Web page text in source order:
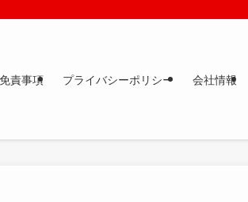
改善策をプロの視点でわかりやすく解説します。
免責事項 プライバシーポリシー 会社情報